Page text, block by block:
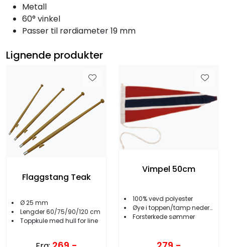
Metall
60° vinkel
Passer til rørdiameter 19 mm
Lignende produkter
Flaggstang Teak
Ø 25 mm
Lengder 60/75/90/120 cm
Toppkule med hull for line
Vimpel 50cm
100% vevd polyester
Øye i toppen/tamp nederst
Forsterkede sømmer